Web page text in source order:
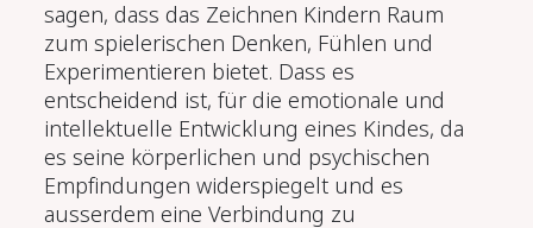
sagen, dass das Zeichnen Kindern Raum
zum spielerischen Denken, Fühlen und
Experimentieren bietet. Dass es
entscheidend ist, für die emotionale und
intellektuelle Entwicklung eines Kindes, da
es seine körperlichen und psychischen
Empfindungen widerspiegelt und es
ausserdem eine Verbindung zu